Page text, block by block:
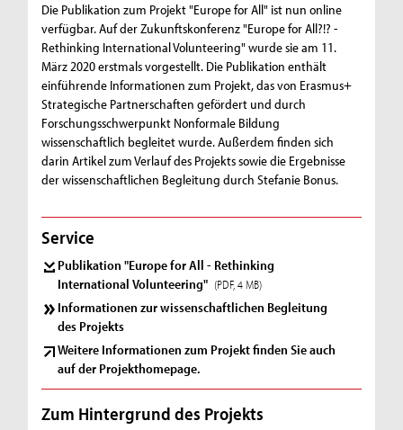
Die Publikation zum Projekt "Europe for All" ist nun online
verfügbar. Auf der Zukunftskonferenz "Europe for All?!? -
Rethinking International Volunteering" wurde sie am 11.
März 2020 erstmals vorgestellt. Die Publikation enthält
einführende Informationen zum Projekt, das von Erasmus+
Strategische Partnerschaften gefördert und durch
Forschungsschwerpunkt Nonformale Bildung
wissenschaftlich begleitet wurde. Außerdem finden sich
darin Artikel zum Verlauf des Projekts sowie die Ergebnisse
der wissenschaftlichen Begleitung durch Stefanie Bonus.
Service
Publikation "Europe for All - Rethinking
International Volunteering" (PDF, 4 MB)
Informationen zur wissenschaftlichen Begleitung
des Projekts
Weitere Informationen zum Projekt finden Sie auch
auf der Projekthomepage.
Zum Hintergrund des Projekts